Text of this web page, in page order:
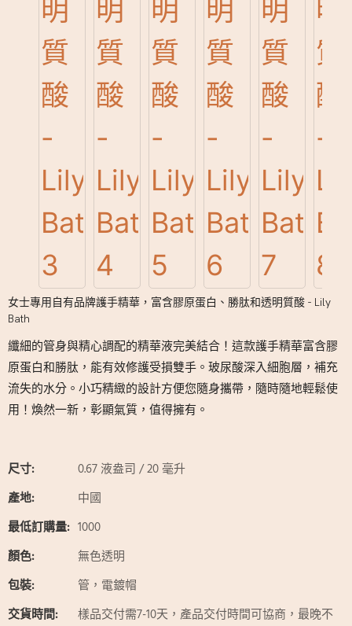
女士專用自有品牌護手精華，富含膠原蛋白、勝肽和透明質酸 - Lily
Bath
纖細的管身與精心調配的精華液完美結合！這款護手精華富含膠
原蛋白和勝肽，能有效修護受損雙手。玻尿酸深入細胞層，補充
流失的水分。小巧精緻的設計方便您隨身攜帶，隨時隨地輕鬆使
用！煥然一新，彰顯氣質，值得擁有。
尺寸:
0.67 液盎司 / 20 毫升
產地:
中國
最低訂購量: 1000
顏色:
無色透明
包裝:
管，電鍍帽
交貨時間:
樣品交付需7-10天，產品交付時間可協商，最晚不